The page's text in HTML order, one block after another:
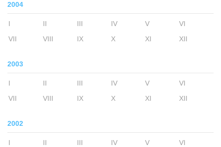
2004
I II III IV V
VI
VII
VIII IX X XI XII
2003
I II III IV V
VI
VII
VIII IX X XI XII
2002
I II III IV V
VI